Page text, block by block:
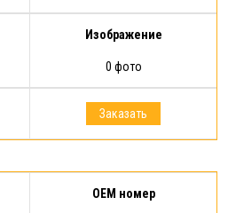
Изображение
0 фото
Заказать
OEM номер